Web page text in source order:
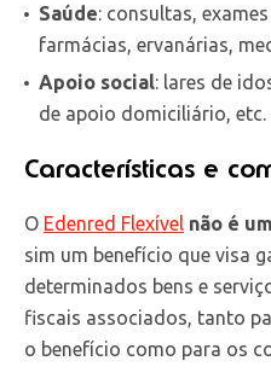
Saúde: consultas,
farmácias, ervanárias,
Apoio social: lares de
de apoio domiciliário, etc.
Características e
O Edenred Flexível não é
sim um benefício que visa
determinados bens e
fiscais associados, tanto
o benefício como para os